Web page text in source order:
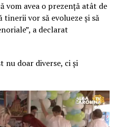
vom avea o prezență atât de
vor să evolueze și să
a declarat
nu doar diverse, ci și